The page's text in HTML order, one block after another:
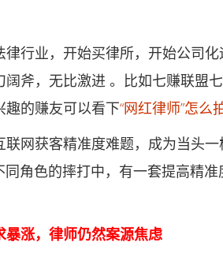
业，开始买律所，开始公司化
斧，无比激进 。比如七赚联盟
趣的赚友可以看下“网红律师”怎么
获客精准度难题，成为当头一
同角色的摔打中，有一套提高精
涨，律师仍然案源焦虑